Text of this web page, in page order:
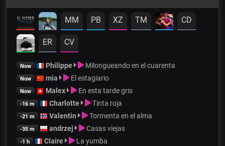
MM PB XZ TM CD
ER CV
Now Philippe Milongueando en el cuarenta
Now mia El estagiario
Now Malex En esta tarde gris
-16 m Charlotte Tinta roja
-21 m Valentin Tormenta en el alma
-35 m andrzej Casas viejas
-1 h Claire La yumba